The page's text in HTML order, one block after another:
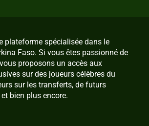
plateforme spécialisée dans le
Faso. Si vous êtes passionné de
proposons un accès aux
sur des joueurs célèbres du
sur les transferts, de futurs
bien plus encore.